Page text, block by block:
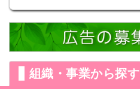
組織・事業から探す